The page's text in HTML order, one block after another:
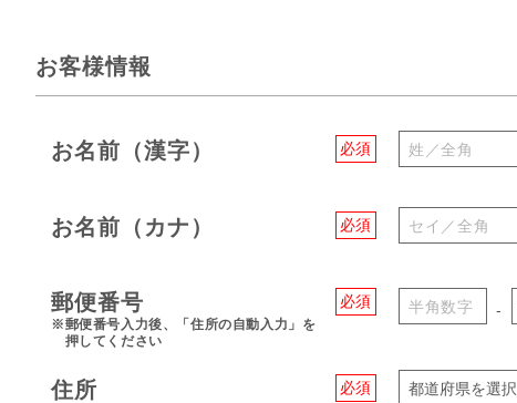
お客様情報
必須
お名前（漢字）
必須
お名前（カナ）
必須
郵便番号
※郵便番号入力後、「住所の自動入力」を
押してください
-
必須
住所 都道府県を選択